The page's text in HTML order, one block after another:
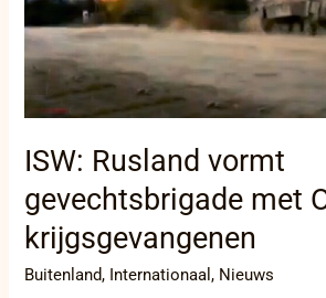
ISW: Rusland vormt
gevechtsbrigade met
krijgsgevangenen
Buitenland, Internationaal, Nieuws